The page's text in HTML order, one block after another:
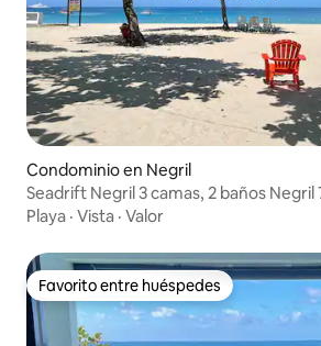
Condominio en Negril
Seadrift Negril 3 camas, 2 baños Negril
Playa · Vista · Valor
Favorito entre huéspedes
Favorito entre huéspedes